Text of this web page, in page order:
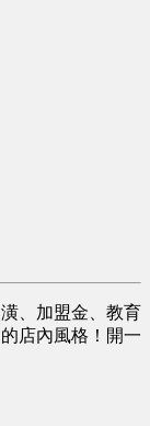
、加盟金、教育
店內風格！開一